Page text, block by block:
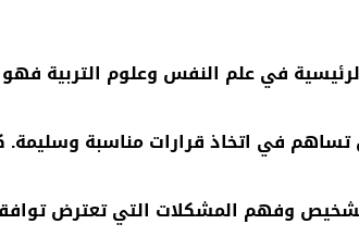
في علم النفس وعلوم التربية
تساهم في اتخاذ قرارات مناسبة وسليمة.
لتشخيص وفهم المشكلات التي تعترض